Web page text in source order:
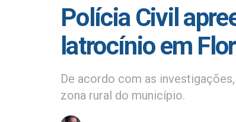
Polícia Civil
latrocínio em
De acordo com as
zona rural do município.